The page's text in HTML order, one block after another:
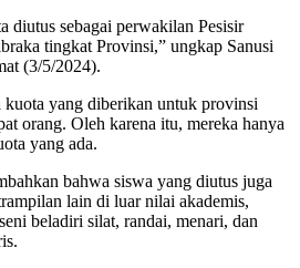
diutus sebagai perwakilan Pesisir
tingkat Provinsi,” ungkap Sanusi
(3/5/2024).
kuota yang diberikan untuk provinsi
orang. Oleh karena itu, mereka hanya
yang ada.
bahwa siswa yang diutus juga
lain di luar nilai akademis,
beladiri silat, randai, menari, dan